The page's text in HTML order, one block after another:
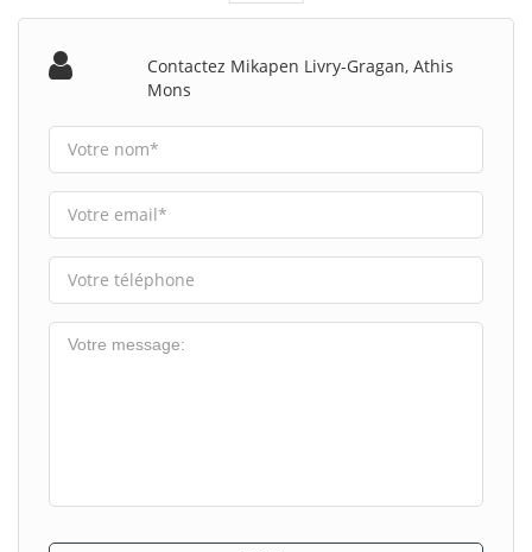
Contactez Mikapen Livry-Gragan, Athis
Mons